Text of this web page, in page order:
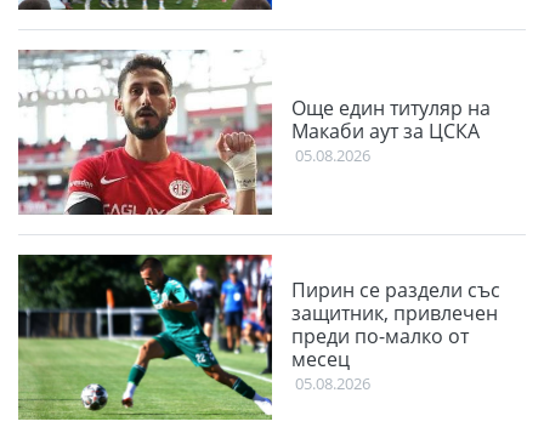
Още един титуляр на
Макаби аут за ЦСКА
05.08.2026
Пирин се раздели със
защитник, привлечен
преди по-малко от
месец
05.08.2026